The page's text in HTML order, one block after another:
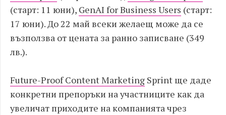
(старт: 11 юни), GenAI for Business Users (старт:
17 юни). До 22 май всеки желаещ може да се
възползва от цената за ранно записване (349
лв.).
Future-Proof Content Marketing Sprint ще даде
конкретни препоръки на участниците как да
увеличат приходите на компанията чрез